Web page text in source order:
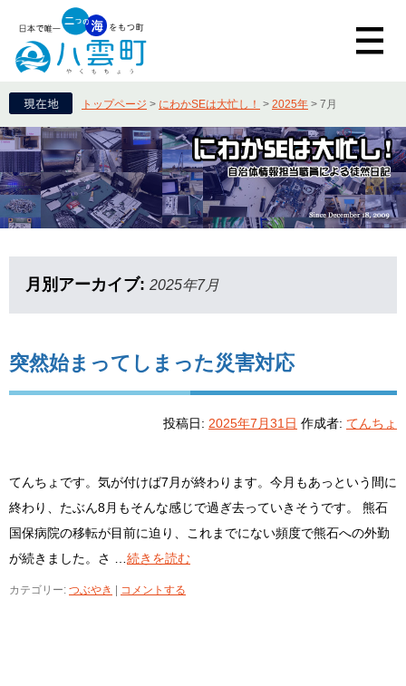
トップページ > にわかSEは大忙し！ > 2025年 > 7月
月別アーカイブ: 2025年7月
突然始まってしまった災害対応
投稿日: 2025年7月31日 作成者: てんちょ
てんちょです。気が付けば7月が終わります。今月もあっという間に
終わり、たぶん8月もそんな感じで過ぎ去っていきそうです。 熊石
国保病院の移転が目前に迫り、これまでにない頻度で熊石への外勤
が続きました。さ … 続きを読む
カテゴリー: つぶやき コメントする